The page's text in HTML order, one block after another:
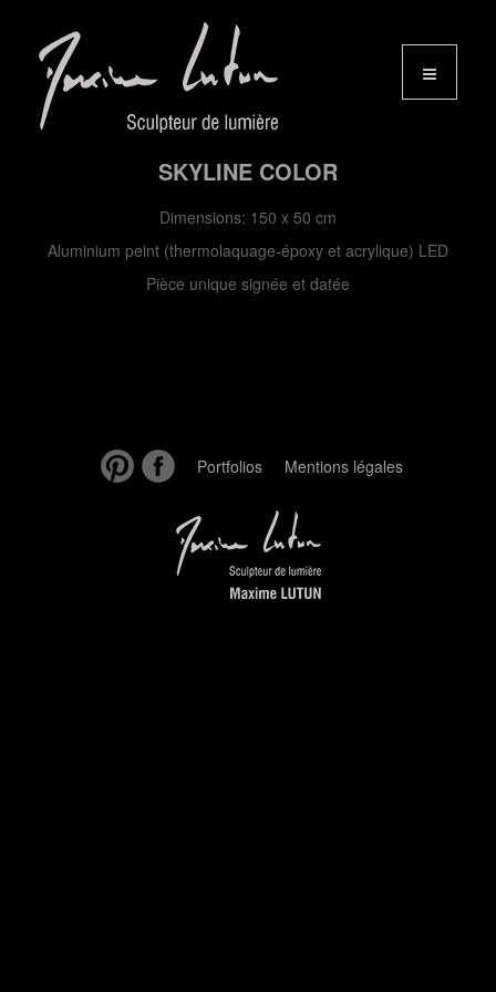
SKYLINE COLOR
Dimensions: 150 x 50 cm
Aluminium peint (thermolaquage-époxy et acrylique) LED
Pièce unique signée et datée
Portfolios Mentions légales